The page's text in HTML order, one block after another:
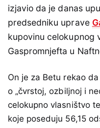
izjavio da je danas
predsedniku uprave
kupovinu celokupnog
Gaspromnjefta u
On je za Betu rekao
o „čvrstoj, ozbiljnoj i
celokupno vlasništvo
koje poseduju 56,15